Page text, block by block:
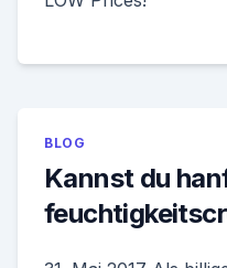
BLOG
Kannst du